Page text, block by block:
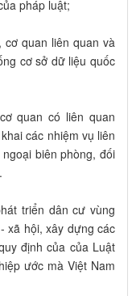
pháp luật;
cơ quan liên quan và
cơ sở dữ liệu quốc
quan có liên quan
các nhiệm vụ liên
biên phòng, đối
triển dân cư vùng
xã hội, xây dựng các
định của của Luật
ước mà Việt Nam